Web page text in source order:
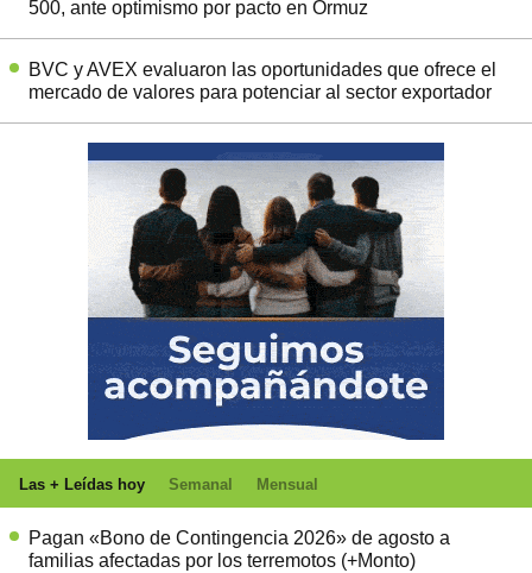
500, ante optimismo por pacto en Ormuz
BVC y AVEX evaluaron las oportunidades que ofrece el
mercado de valores para potenciar al sector exportador
Las + Leídas hoy Semanal Mensual
Pagan «Bono de Contingencia 2026» de agosto a
familias afectadas por los terremotos (+Monto)